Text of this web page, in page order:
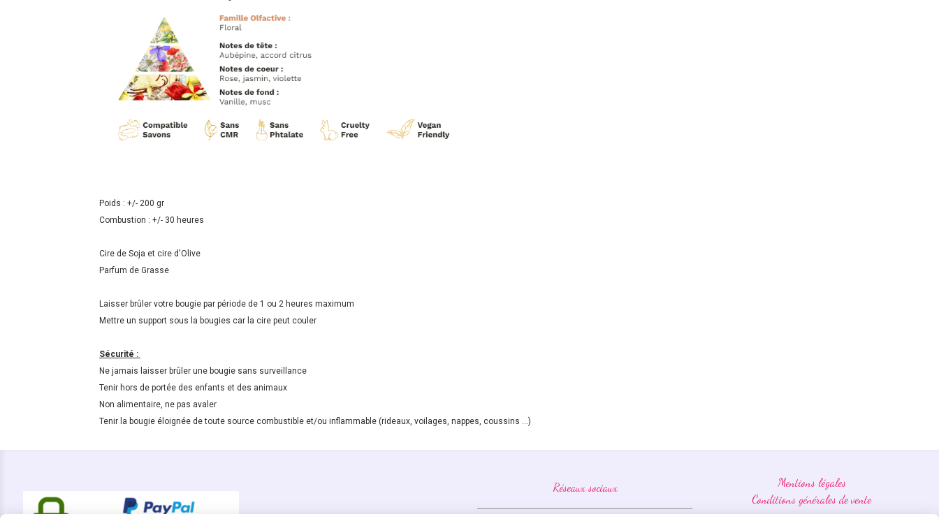
Poids : +/- 200 gr
Combustion : +/- 30 heures
Cire de Soja et cire d'Olive
Parfum de Grasse
Laisser brûler votre bougie par période de 1 ou 2 heures maximum
Mettre un support sous la bougies car la cire peut couler
Sécurité :
Ne jamais laisser brûler une bougie sans surveillance
Tenir hors de portée des enfants et des animaux
Non alimentaire, ne pas avaler
Tenir la bougie éloignée de toute source combustible et/ou inflammable (rideaux, voilages, nappes, coussins ...)
Réseaux sociaux
Mentions légales
Conditions générales de vente